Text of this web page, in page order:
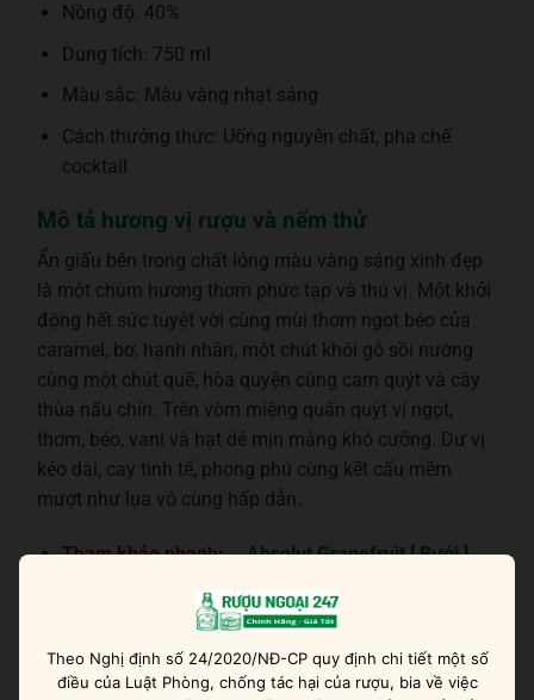
Nồng độ: 40%
Dung tích: 750 ml
Màu sắc: Màu vàng nhạt sáng
Cách thưởng thức: Uống nguyên chất, pha chế
cocktail
Mô tả hương vị rượu và nếm thử
Ẩn giấu bên trong chất lỏng màu vàng sáng xinh đẹp
là một chùm hương thơm phức tạp và thú vị. Một khởi
động hết sức tuyệt vời cùng mùi thơm ngọt béo của
caramel, bơ, hạnh nhân, một chút khói gỗ sồi nướng
cùng một chút quế, hòa quyện cùng cam quýt và cây
thùa nấu chín. Trên vòm miệng quấn quýt vị ngọt,
thơm, béo, vani và hạt dẻ mịn màng khó cưỡng. Dư vị
kéo dài, cay tinh tế, phong phú cùng kết cấu mềm
mượt như lụa vô cùng hấp dẫn.
Tham khảo nhanh: Absolut Grapefruit [ Bưởi ]
Một chai tequila cao cấp để có thể nhâm nhi thẳng
hoặc pha chế những ly cocktail sang trọng.
Theo Nghị định số 24/2020/NĐ-CP quy định chi tiết một số
điều của Luật Phòng, chống tác hại của rượu, bia về việc